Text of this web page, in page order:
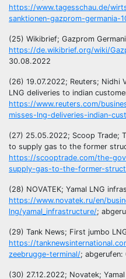
https://www.tagesschau.de/
sanktionen-gazprom-germania-
(25) Wikibrief; Gazprom
https://de.wikibrief.org/wiki/
30.08.2022
(26) 19.07.2022; Reuters; Nidhi
LNG deliveries to indian
https://www.reuters.com/
misses-lng-deliveries-indian-
(27) 25.05.2022; Scoop Trade;
to supply gas to the former
https://scooptrade.com/the-
supply-gas-to-the-former-
(28) NOVATEK; Yamal LNG
https://www.novatek.ru/en/
lng/yamal_infrastructure/;
(29) Tank News; First jumbo
https://
zeebrugge-terminal/;
(30) 27.12.2022; Novatek;